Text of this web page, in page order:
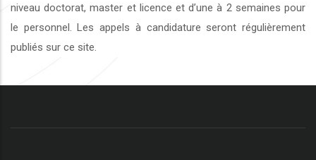
niveau doctorat, master et licence et d’une à 2 semaines pour
le personnel. Les appels à candidature seront régulièrement
publiés sur ce site.